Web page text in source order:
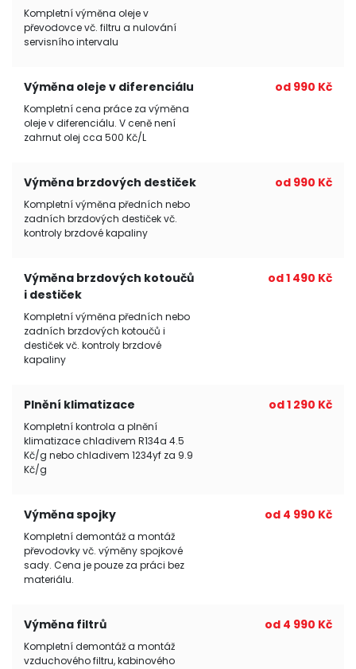
Kompletní výměna oleje v
převodovce vč. filtru a nulování
servisního intervalu
Výměna oleje v diferenciálu
Kompletní cena práce za výměna
oleje v diferenciálu. V ceně není
zahrnut olej cca 500 Kč/L
od 990 Kč
Výměna brzdových destiček
Kompletní výměna předních nebo
zadních brzdových destiček vč.
kontroly brzdové kapaliny
od 990 Kč
Výměna brzdových kotoučů
i destiček
Kompletní výměna předních nebo
zadních brzdových kotoučů i
destiček vč. kontroly brzdové
kapaliny
od 1 490 Kč
Plnění klimatizace
Kompletní kontrola a plnění
klimatizace chladivem R134a 4.5
Kč/g nebo chladivem 1234yf za 9.9
Kč/g
od 1 290 Kč
Výměna spojky
Kompletní demontáž a montáž
převodovky vč. výměny spojkové
sady. Cena je pouze za práci bez
materiálu.
od 4 990 Kč
Výměna filtrů
Kompletní demontáž a montáž
vzduchového filtru, kabinového
od 4 990 Kč